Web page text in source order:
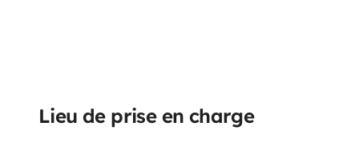
Lieu de prise en charge